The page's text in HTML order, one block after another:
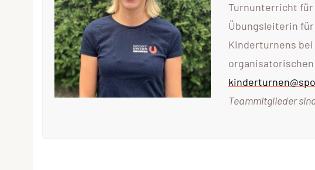
Turnunterricht für
Übungsleiterin
Kinderturnens
Teammitglieder